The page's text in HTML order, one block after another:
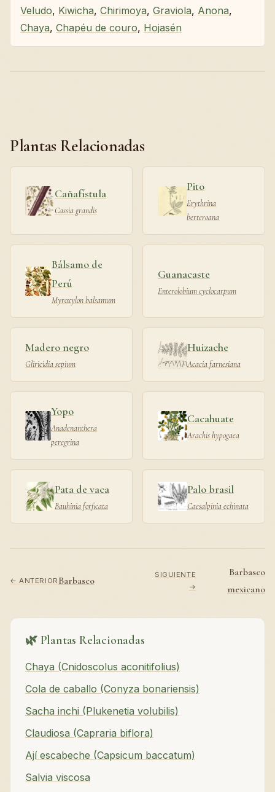
Veludo, Kiwicha, Chirimoya, Graviola, Anona,
Chaya, Chapéu de couro, Hojasén
Plantas Relacionadas
Cañafístula
Cassia grandis
Pito
Erythrina
berteroana
Bálsamo de
Perú
Myroxylon balsamum
Guanacaste
Enterolobium cyclocarpum
Madero negro
Gliricidia sepium
Huizache
Acacia farnesiana
Yopo
Anadenanthera
peregrina
Cacahuate
Arachis hypogaea
Pata de vaca
Bauhinia forficata
Palo brasil
Caesalpinia echinata
← ANTERIORBarbasco
SIGUIENTE
→
Barbasco
mexicano
🌿 Plantas Relacionadas
Chaya (Cnidoscolus aconitifolius)
Cola de caballo (Conyza bonariensis)
Sacha inchi (Plukenetia volubilis)
Claudiosa (Capraria biflora)
Ají escabeche (Capsicum baccatum)
Salvia viscosa